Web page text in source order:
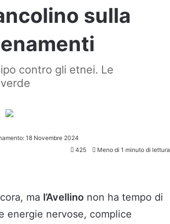
sulla
contro gli etnei. Le
18 Novembre 2024
425
Meno di 1 minuto di lettura
ma l’Avellino non ha tempo di
energie nervose, complice